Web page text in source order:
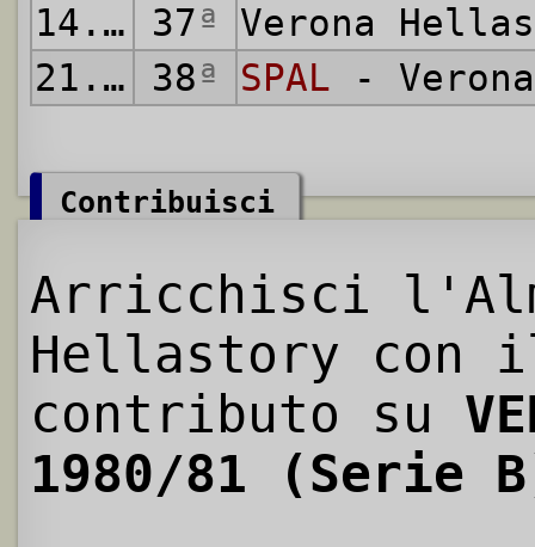
14.06.1981
37ª
Verona
21.06.1981
38ª SPAL -
Contribuisci
Arricchisci
Hellastory con
contributo su
1980/81 (Serie